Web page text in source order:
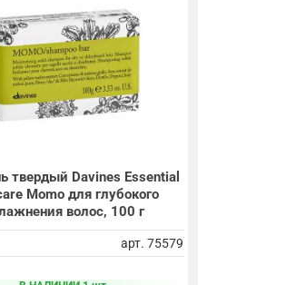
твердый Davines Essential
Momo для глубокого
волос, 100 г
арт. 75579